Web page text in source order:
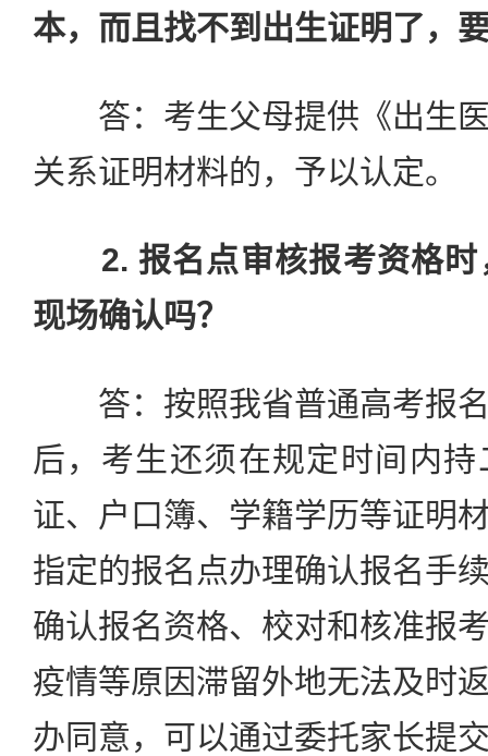
本，而且找不到出生证明了，
答：考生父母提供《出生医
关系证明材料的，予以认定。
2. 报名点审核报考资格
现场确认吗？
答：按照我省普通高考报名
后，考生还须在规定时间内
证、户口簿、学籍学历等证明
指定的报名点办理确认报名手
确认报名资格、校对和核准报
疫情等原因滞留外地无法及时
办同意，可以通过委托家长提